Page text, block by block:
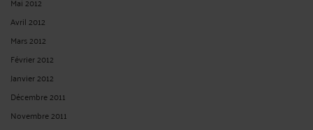
ARCHIVES
Août 2026
Juillet 2026
Juin 2026